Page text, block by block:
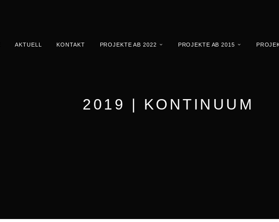
AKTUELL KONTAKT PROJEKTE AB 2022 PROJEKTE AB 2015
2019 | KONTINUUM